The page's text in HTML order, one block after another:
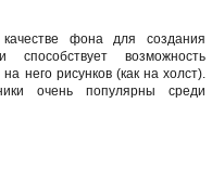
фона для создания
возможность
него рисунков (как на холст).
очень популярны среди